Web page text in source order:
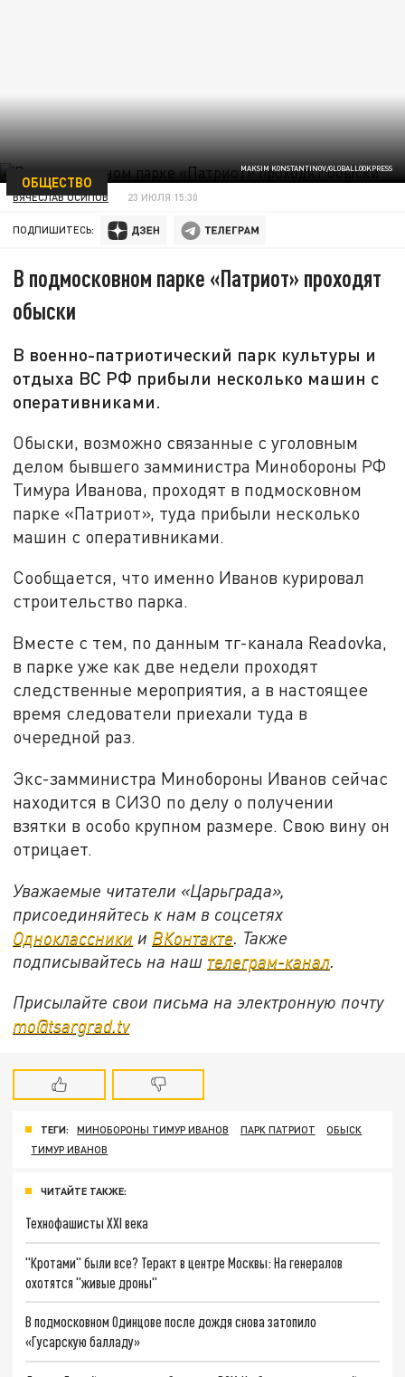
MAKSIM KONSTANTINOV/GLOBALLOOKPRESS
ОБЩЕСТВО
ВЯЧЕСЛАВ ОСИПОВ 23 ИЮЛЯ 15:30
ПОДПИШИТЕСЬ:
В подмосковном парке «Патриот» проходят
обыски
В военно-патриотический парк культуры и
отдыха ВС РФ прибыли несколько машин с
оперативниками.
Обыски, возможно связанные с уголовным
делом бывшего замминистра Минобороны РФ
Тимура Иванова, проходят в подмосковном
парке «Патриот», туда прибыли несколько
машин с оперативниками.
Сообщается, что именно Иванов курировал
строительство парка.
Вместе с тем, по данным тг-канала Readovka,
в парке уже как две недели проходят
следственные мероприятия, а в настоящее
время следователи приехали туда в
очередной раз.
Экс-замминистра Минобороны Иванов сейчас
находится в СИЗО по делу о получении
взятки в особо крупном размере. Свою вину он
отрицает.
Уважаемые читатели «Царьграда»,
присоединяйтесь к нам в соцсетях
Одноклассники и ВКонтакте . Также
подписывайтесь на наш телеграм-канал
Присылайте свои письма на электронную почту
mo@tsargrad.tv
ТЕГИ: МИНОБОРОНЫ ТИМУР ИВАНОВ ПАРК ПАТРИОТ
ОБЫСК
ТИМУР ИВАНОВ
ЧИТАЙТЕ ТАКЖЕ:
Технофашисты XXI века
"Кротами" были все? Теракт в центре Москвы: На генералов
охотятся "живые дроны"
В подмосковном Одинцове после дождя снова затопило
«Гусарскую балладу»